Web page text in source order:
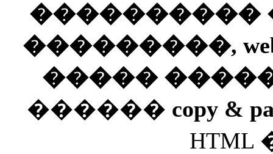
����������
���������,
�����
������ copy &